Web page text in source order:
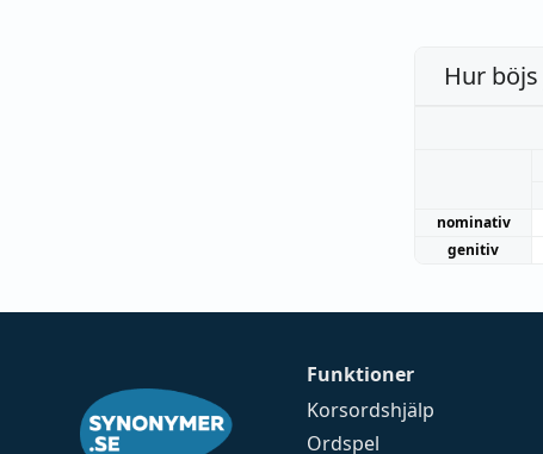
Hur böjs
nominativ
genitiv
Funktioner
Korsordshjälp
Ordspel